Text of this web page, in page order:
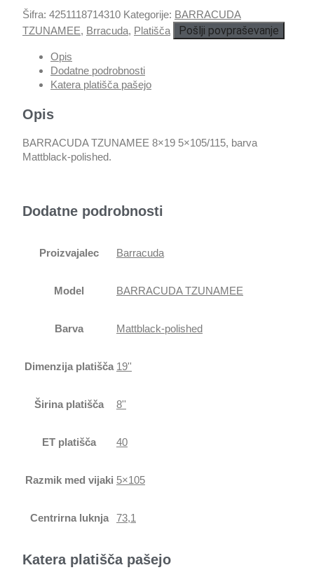
Šifra: 4251118714310 Kategorije: BARRACUDA
TZUNAMEE, Brracuda, Platišča Pošlji povpraševanje
Opis
Dodatne podrobnosti
Katera platišča pašejo
Opis
BARRACUDA TZUNAMEE 8×19 5×105/115, barva
Mattblack-polished.
Dodatne podrobnosti
Proizvajalec Barracuda
Model BARRACUDA TZUNAMEE
Barva Mattblack-polished
Dimenzija platišča 19''
Širina platišča 8''
ET platišča 40
Razmik med vijaki 5×105
Centrirna luknja 73,1
Katera platišča pašejo